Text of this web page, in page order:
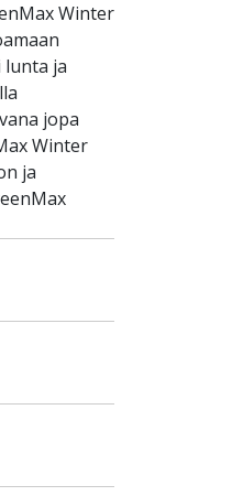
Winter
ja
jopa
Winter
ja